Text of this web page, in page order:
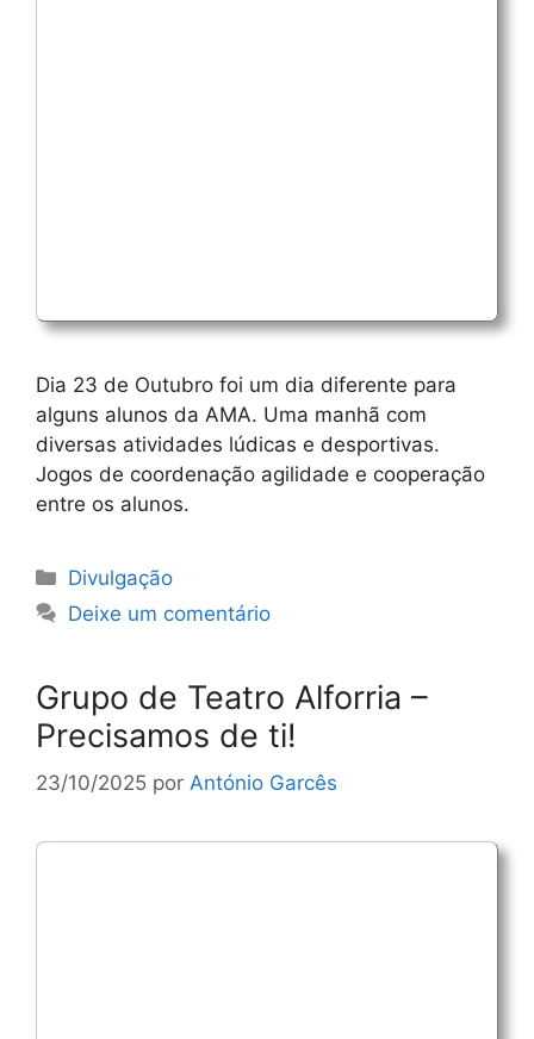
Dia 23 de Outubro foi um dia diferente para
alguns alunos da AMA. Uma manhã com
diversas atividades lúdicas e desportivas.
Jogos de coordenação agilidade e cooperação
entre os alunos.
Categorias
Divulgação
Deixe um comentário
Grupo de Teatro Alforria –
Precisamos de ti!
23/10/2025 por António Garcês